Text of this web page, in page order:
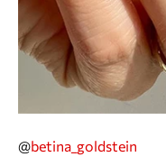
@betina_goldstein